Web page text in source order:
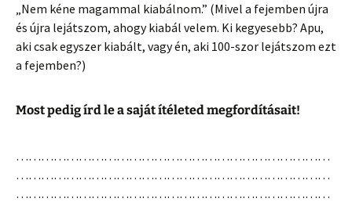
„Nem kéne magammal kiabálnom.” (Mivel a fejemben újra
és újra lejátszom, ahogy kiabál velem. Ki kegyesebb? Apu,
aki csak egyszer kiabált, vagy én, aki 100-szor lejátszom ezt
a fejemben?)
Most pedig írd le a saját ítéleted megfordításait!
…………………………………………………………………
…………………………………………………………………
…………………………………………………………………